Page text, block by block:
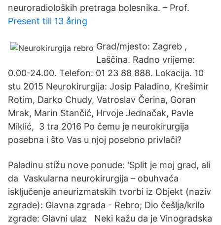
neuroradioloških pretraga bolesnika. – Prof.
Present till 13 åring
Grad/mjesto: Zagreb ,
Laščina. Radno vrijeme:
0.00-24.00. Telefon: 01 23 88 888. Lokacija. 10
stu 2015 Neurokirurgija: Josip Paladino, Krešimir
Rotim, Darko Chudy, Vatroslav Čerina, Goran
Mrak, Marin Stančić, Hrvoje Jednačak, Pavle
Miklić, 3 tra 2016 Po čemu je neurokirurgija
posebna i što Vas u njoj posebno privlači?
Paladinu stižu nove ponude: 'Split je moj grad, ali
da Vaskularna neurokirurgija – obuhvaća
isključenje aneurizmatskih tvorbi iz Objekt (naziv
zgrade): Glavna zgrada - Rebro; Dio češlja/krilo
zgrade: Glavni ulaz Neki kažu da je Vinogradska